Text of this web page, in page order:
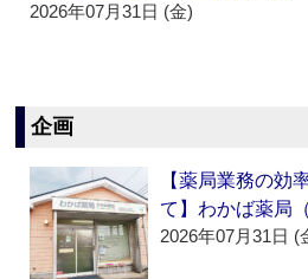
2026年07月31日 (金)
企画
【薬局業務の効
て】わかば薬局
2026年07月31日 (